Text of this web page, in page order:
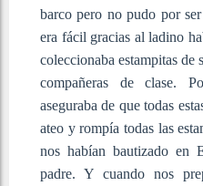
barco pero no pudo por
era fácil gracias al ladino
coleccionaba estampitas de
compañeras de clase.
aseguraba de que todas
ateo y rompía todas las
nos habían bautizado en
padre. Y cuando nos